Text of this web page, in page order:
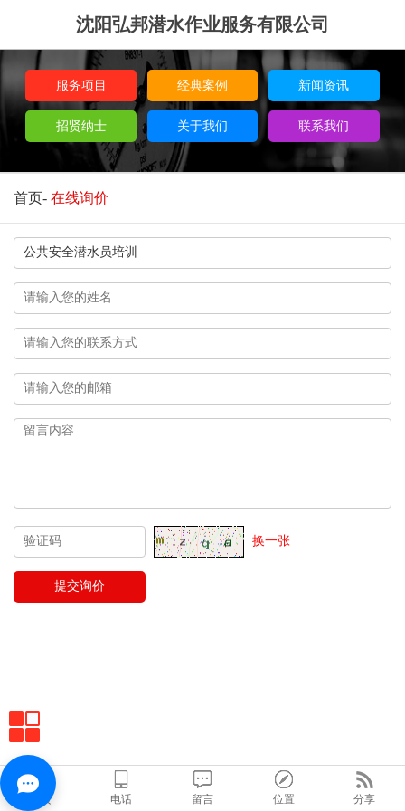
沈阳弘邦潜水作业服务有限公司
服务项目 经典案例 新闻资讯
招贤纳士 关于我们 联系我们
首页- 在线询价
换一张
首页 电话 留言 位置 分享